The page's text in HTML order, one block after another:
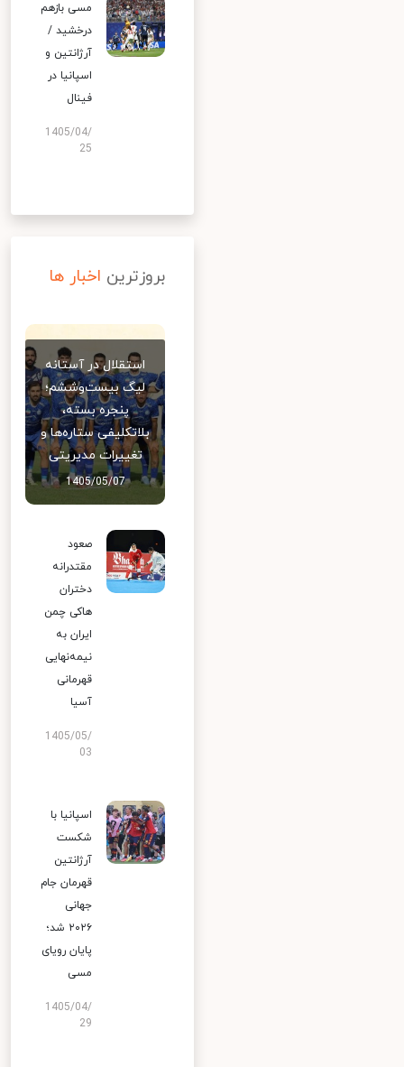
مسی بازهم
درخشید /
آرژانتین و
اسپانیا در
فینال
1405/04/
25
بروزترین اخبار ها
استقلال در آستانه
لیگ بیست‌وششم؛
پنجره بسته،
بلاتکلیفی ستاره‌ها و
تغییرات مدیریتی
1405/05/07
صعود
مقتدرانه
دختران
هاکی چمن
ایران به
نیمه‌نهایی
قهرمانی
آسیا
1405/05/
03
اسپانیا با
شکست
آرژانتین
قهرمان جام
جهانی
۲۰۲۶ شد؛
پایان رویای
مسی
1405/04/
29